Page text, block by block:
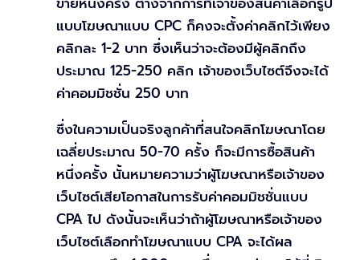
แบบโฆษณาแบบ CPC ก็คงจะตั้งค่าคลิกไว้เพียง
คลิกละ 1-2 บาท ซึ่งเห็นว่าจะต้องมีผู้คลิกถึง
ประมาณ 125-250 คลิก เจ้าของเว็บไซต์จึงจะได้
ค่าคอมมิชชั่น 250 บาท
ซึ่งในความเป็นจริงลูกค้าที่สนใจคลิกโฆษณาโดย
เฉลี่ยประมาณ 50-70 ครั้ง ก็จะมีการซื้อสินค้า
หนึ่งครั้ง นั้นหมายความว่าผู้โฆษณาหรือเจ้าของ
เว็บไซต์เสียโอกาสในการรับค่าคอมมิชชั่นแบบ
CPA ไป ดังนั้นจะเห็นว่าถ้าผู้โฆษณาหรือเจ้าของ
เว็บไซต์เลือกทำโฆษณาแบบ CPA จะได้ผล